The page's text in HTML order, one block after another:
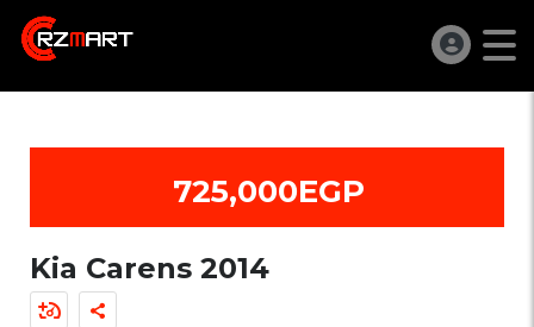
725,000EGP
Kia Carens 2014